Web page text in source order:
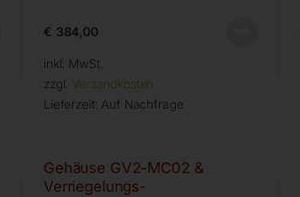
€ 384,00
inkl. MwSt.
zzgl. Versandkosten
Lieferzeit: Auf Nachfrage
Gehäuse GV2-MC02 &
Verriegelungs-